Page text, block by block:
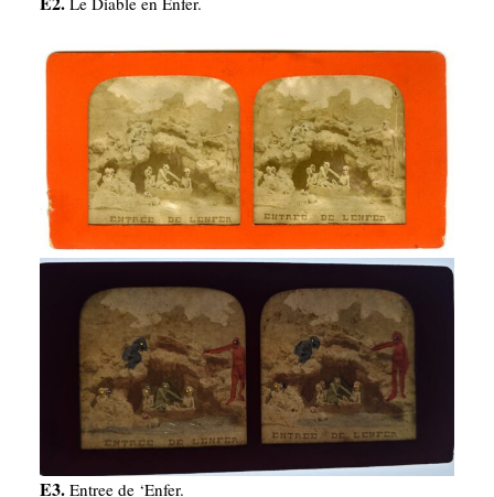
E3. Entree de ‘Enfer.